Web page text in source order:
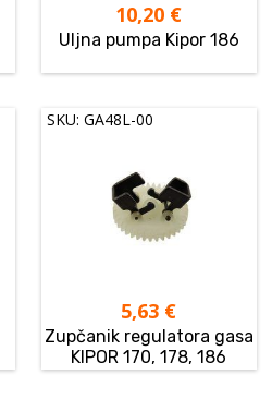
10,20 €
Uljna pumpa Kipor 186
SKU: GA48L-00
5,63 €
Zupčanik regulatora gasa
KIPOR 170, 178, 186